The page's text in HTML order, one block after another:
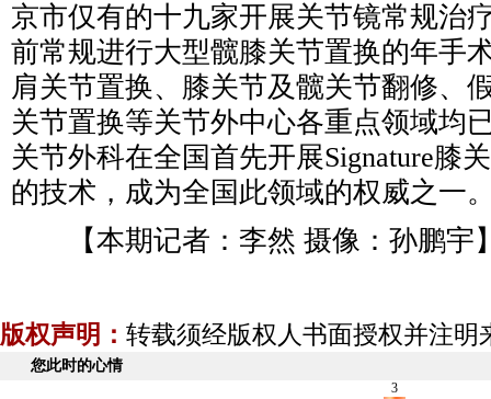
京市仅有的十九家开展关节镜常规治
前常规进行大型髋膝关节置换的年手
肩关节置换、膝关节及髋关节翻修、
关节置换等关节外中心各重点领域均
关节外科在全国首先开展Signature膝
的技术，成为全国此领域的权威之一
【本期记者：李然 摄像：孙鹏宇
版权声明： 转载须经版权人书面授权并注明
您此时的心情
3